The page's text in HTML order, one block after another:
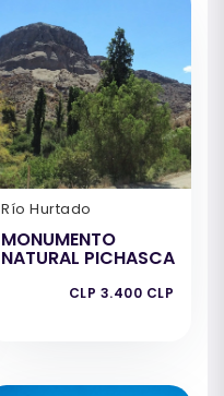
Río Hurtado
MONUMENTO
NATURAL PICHASCA
CLP 3.400 CLP